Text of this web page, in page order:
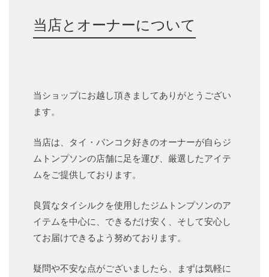
当店とオーナーについて
当ショップにお越し頂きましてありがとうござい
ます。
当店は、タイ・バンコク好きのオーナーが自らジ
ムトンプソンの店舗に足を運び、厳選したアイテ
ムをご提供しております。
良質なタイシルクを使用したジムトンプソンのア
イテムを中心に、できるだけ安く、そして安心し
てお届けできるよう努めております。
疑問や不安な点がございましたら、まずは気軽に